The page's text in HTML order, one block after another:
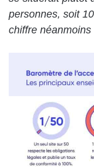
personnes, soit
chiffre